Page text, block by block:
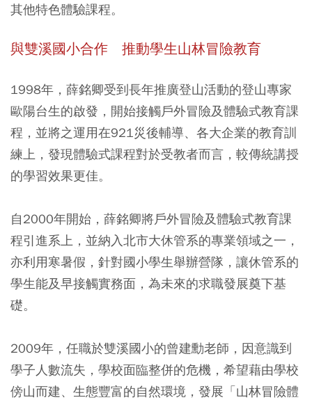
其他特色體驗課程。
與雙溪國小合作 推動學生山林冒險教育
1998年，薛銘卿受到長年推廣登山活動的登山專家
歐陽台生的啟發，開始接觸戶外冒險及體驗式教育課
程，並將之運用在921災後輔導、各大企業的教育訓
練上，發現體驗式課程對於受教者而言，較傳統講授
的學習效果更佳。
自2000年開始，薛銘卿將戶外冒險及體驗式教育課
程引進系上，並納入北市大休管系的專業領域之一，
亦利用寒暑假，針對國小學生舉辦營隊，讓休管系的
學生能及早接觸實務面，為未來的求職發展奠下基
礎。
2009年，任職於雙溪國小的曾建勳老師，因意識到
學子人數流失，學校面臨整併的危機，希望藉由學校
傍山而建、生態豐富的自然環境，發展「山林冒險體